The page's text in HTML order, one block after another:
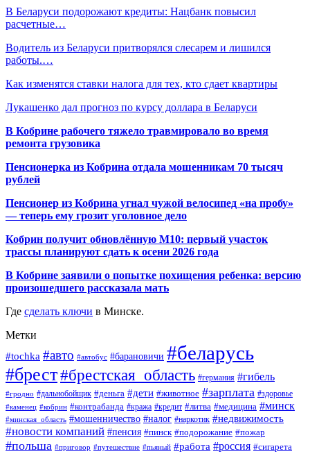
В Беларуси подорожают кредиты: Нацбанк повысил
расчетные…
Водитель из Беларуси притворялся слесарем и лишился
работы.…
Как изменятся ставки налога для тех, кто сдает квартиры
Лукашенко дал прогноз по курсу доллара в Беларуси
В Кобрине рабочего тяжело травмировало во время
ремонта грузовика
Пенсионерка из Кобрина отдала мошенникам 70 тысяч
рублей
Пенсионер из Кобрина угнал чужой велосипед «на пробу»
— теперь ему грозит уголовное дело
Кобрин получит обновлённую М10: первый участок
трассы планируют сдать к осени 2026 года
В Кобрине заявили о попытке похищения ребенка: версию
произошедшего рассказала мать
Где сделать ключи в Минске.
Метки
#tochka #авто #автобус #барановичи #беларусь
#брест#брестская_область #германия #гибель
#гродно #дальнобойщик #деньга #дети #животное #зарплата #здоровье
#каменец #кобрин #контрабанда #кража #кредит #литва #медицина #минск
#минская_область #мошенничество #налог #наркотик #недвижимость
#новости компаний #пенсия #пинск #подорожание #пожар
#польша #приговор #путешествие #пьяный #работа #россия #сигарета